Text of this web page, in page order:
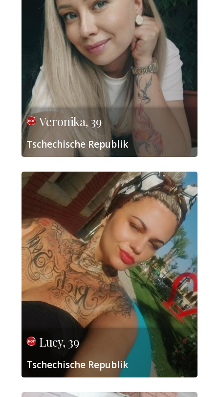
Veronika, 39
Tschechische Republik
Lucy, 39
Tschechische Republik